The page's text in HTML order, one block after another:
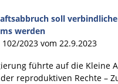
soll
werden
2023 vom 22.9.2023
führte auf die Kleine
reproduktiven Rechte –